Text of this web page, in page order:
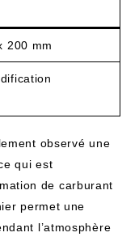
200 mm
observé une
qui est
de carburant
permet une
l’atmosphère